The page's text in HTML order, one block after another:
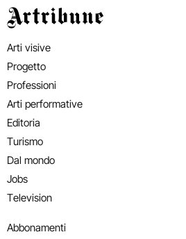
Artribune
Arti visive
Progetto
Professioni
Arti performative
Editoria
Turismo
Dal mondo
Jobs
Television
Abbonamenti